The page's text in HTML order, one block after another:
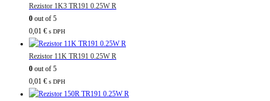
Rezistor 1K3 TR191 0.25W R
0 out of 5
0,01 € s DPH
Rezistor 11K TR191 0.25W R
0 out of 5
0,01 € s DPH